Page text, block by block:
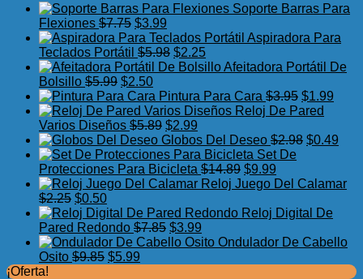
Soporte Barras Para
Flexiones $7.75 El
precio
original
era:
$7.75.
$3.99
precio
actual
es:
Aspiradora Para
Teclados Portátil $5.98 El
precio
era:
$5.98.
$2.25El
precio
es:
$2.25.
Afeitadora Portátil De
Bolsillo $5.99 El
precio
original
era:
$5.99.
$2.50El
precio
actual
es:
$2.50.
Pintura Para Cara $3.95 El
precio
era:
$1.99
es:
Reloj De Pared
Varios Diseños $5.89 El
precio
original
era:
$5.89.
$2.99
precio
actual
es:
$2.99.
Globos Del Deseo $2.98 El
era:
$0.49
es:
Set De
Protecciones Para Bicicleta $14.89 El
precio
era:
$9.99
precio
es:
Reloj Juego Del Calamar
$2.25 El
precio
original
era:
$2.25.
$0.50El
precio
actual
es:
$0.50.
Reloj Digital De
Pared Redondo $7.85 El
precio
$3.99
precioOndulador De Cabello
Osito $9.85 El
$5.99
¡Oferta!